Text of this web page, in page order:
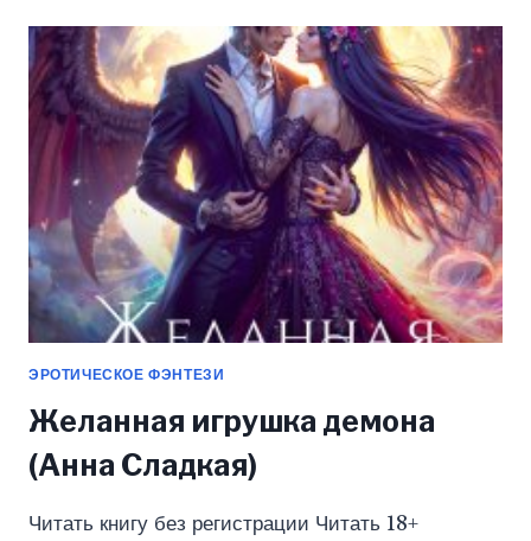
(НАТАША
ФАОЛИНИ)
ЭРОТИЧЕСКОЕ ФЭНТЕЗИ
Желанная игрушка демона
(Анна Сладкая)
Читать книгу без регистрации Читать 18+